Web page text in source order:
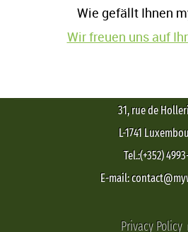
Wie gefällt Ihnen
Wir freuen uns auf
31, rue de
L-1741
Tel.:(+352)
E-mail:
Privacy Policy